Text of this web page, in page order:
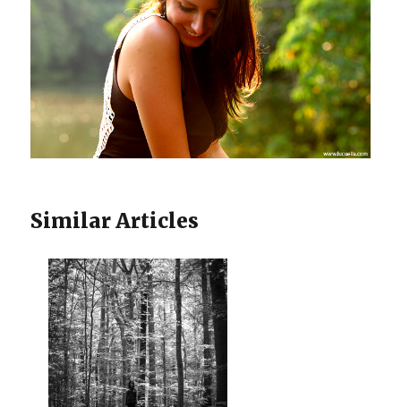
Similar Articles